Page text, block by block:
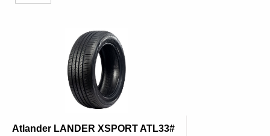
Atlander LANDER XSPORT ATL33#